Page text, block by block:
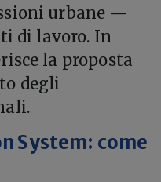
urbane —
di lavoro. In
la proposta
degli
System: come